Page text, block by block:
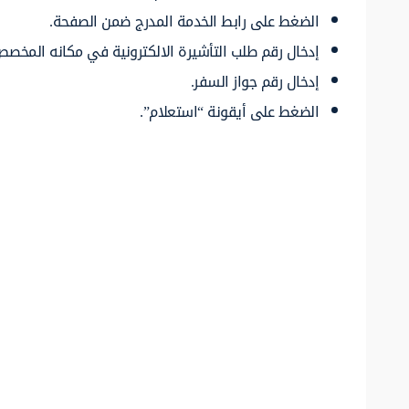
الضغط على رابط الخدمة المدرج ضمن الصفحة.
إدخال رقم طلب التأشيرة الالكترونية في مكانه
إدخال رقم جواز السفر.
الضغط على أيقونة “استعلام”.